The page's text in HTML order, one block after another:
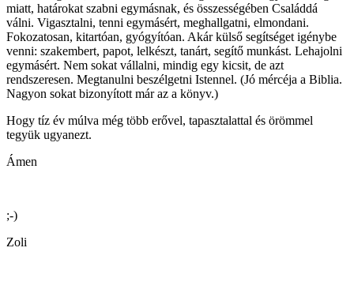
miatt, határokat szabni egymásnak, és összességében Családdá
válni. Vigasztalni, tenni egymásért, meghallgatni, elmondani.
Fokozatosan, kitartóan, gyógyítóan. Akár külső segítséget igénybe
venni: szakembert, papot, lelkészt, tanárt, segítő munkást. Lehajolni
egymásért. Nem sokat vállalni, mindig egy kicsit, de azt
rendszeresen. Megtanulni beszélgetni Istennel. (Jó mércéja a Biblia.
Nagyon sokat bizonyított már az a könyv.)
Hogy tíz év múlva még több erővel, tapasztalattal és örömmel
tegyük ugyanezt.
Ámen
;-)
Zoli